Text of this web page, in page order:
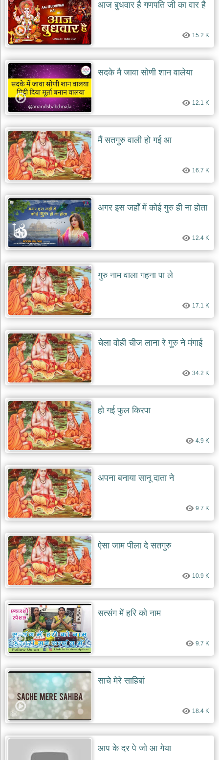
आज बुधवार है गणपति जी का वार है
15.2 K
सदके मै जावा सोणी शान वालेया
12.1 K
मैं सतगुरु वाली हो गई आ
16.7 K
अगर इस जहाँ में कोई गुरु ही ना होता
12.4 K
गुरु नाम वाला गहना पा ले
17.1 K
चेला वोही चीज लाना रे गुरु ने मंगाई
34.2 K
हो गई फुल किरपा
4.9 K
अपना बनाया सानू दाता ने
9.7 K
ऐसा जाम पीला दे सतगुरु
10.9 K
सत्संग में हरि को नाम
9.7 K
साचे मेरे साहिबां
18.4 K
आप के दर पे जो आ गेया